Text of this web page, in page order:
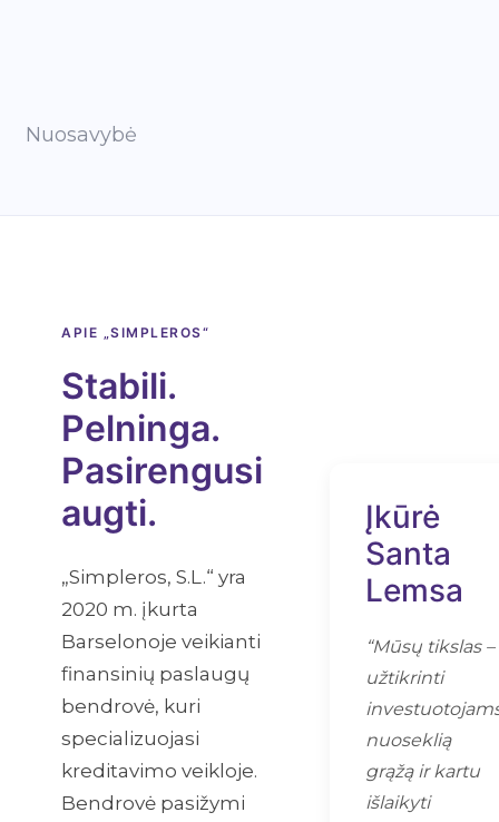
Nuosavybė
APIE „SIMPLEROS“
Stabili.
Pelninga.
Pasirengusi
augti.
„Simpleros, S.L.“ yra
2020 m. įkurta
Barselonoje veikianti
finansinių paslaugų
bendrovė, kuri
specializuojasi
kreditavimo veikloje.
Bendrovė pasižymi
Įkūrė
Santa
Lemsa
“Mūsų tikslas –
užtikrinti
nuoseklią
grąžą ir kartu
išlaikyti